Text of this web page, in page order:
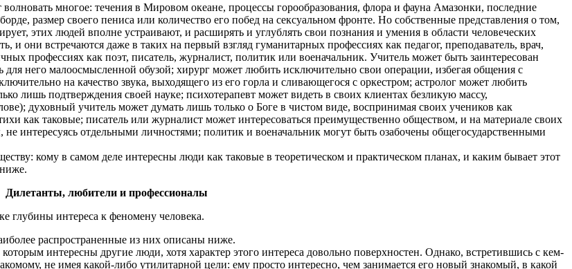
многое: течения в Мировом океане, процессы горообразования, флора и фауна Амазонки, последние
размер своего пениса или количество его побед на сексуальном фронте. Но собственные представления о том,
этих людей вполне устраивают, и расширять и углублять свои познания и умения в области человеческих
они встречаются даже в таких на первый взгляд гуманитарных профессиях как педагог, преподаватель, врач,
профессиях как поэт, писатель, журналист, политик или военачальник. Учитель может быть заинтересован
него малоосмысленной обузой; хирург может любить исключительно свои операции, избегая общения с
на качество звука, выходящего из его горла и сливающегося с оркестром; астролог может любить
лишь подтверждения своей науке; психотерапевт может видеть в своих клиентах безликую массу,
духовный учитель может думать лишь только о Боге в чистом виде, воспринимая своих учеников как
как таковые; писатель или журналист может интересоваться преимущественно обществом, и на материале своих
интересуясь отдельными личностями; политик и военачальник могут быть озабочены общегосударственными
кому в самом деле интересны люди как таковые в теоретическом и практическом планах, и каким бывает этот
Дилетанты, любители и профессионалы
глубины интереса к феномену человека.
распространенные из них описаны ниже.
интересны другие люди, хотя характер этого интереса довольно поверхностен. Однако, встретившись с кем-
не имея какой-либо утилитарной цели: ему просто интересно, чем занимается его новый знакомый, в какой